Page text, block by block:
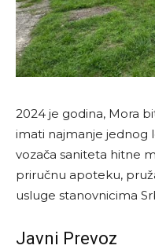
2024 je godina, Mora
imati najmanje jednog
vozača saniteta hitne
priručnu apoteku,
usluge stanovnicima
Javni Prevoz